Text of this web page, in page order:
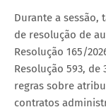
Durante a
de resolução de
Resolução 165/
Resolução 593,
regras sobre
contratos